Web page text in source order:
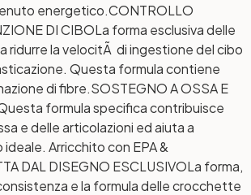
energetico.CONTROLLO
DI CIBOLa forma esclusiva delle
ridurre la velocitÃ di ingestione del cibo
Questa formula contiene
di fibre.SOSTEGNO A OSSA E
formula specifica contribuisce
e delle articolazioni ed aiuta a
Arricchito con EPA &
DAL DISEGNO ESCLUSIVOLa forma,
e la formula delle crocchette